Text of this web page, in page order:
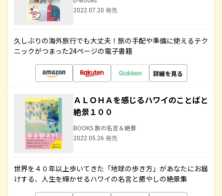
2022.07.20 発売
久しぶりの海外旅行でも大丈夫！旅の手配や準備に使えるテク
ニックがつまった24ページの電子書籍
詳細を見る
ＡＬＯＨＡを感じるハワイのことばと
絶景１００
BOOKS 旅の名言＆絶景
2022.05.26 発売
世界を４０年以上歩いてきた「地球の歩き方」があなたにお届
けする、人生を輝かせるハワイの名言と癒やしの絶景集